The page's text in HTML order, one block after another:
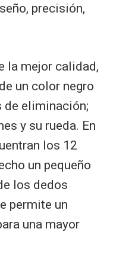
precisión,
la mejor calidad,
un color negro
de eliminación;
y su rueda. En
los 12
un pequeño
los dedos
permite un
una mayor